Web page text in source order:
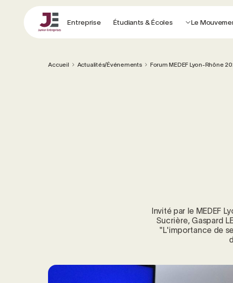
Entreprise Étudiants & Écoles Le
Accueil Actualités/Événements Forum MEDEF Lyon-Rhône
Invité par le MEDEF
Sucrière, Gaspard
"L'importance de